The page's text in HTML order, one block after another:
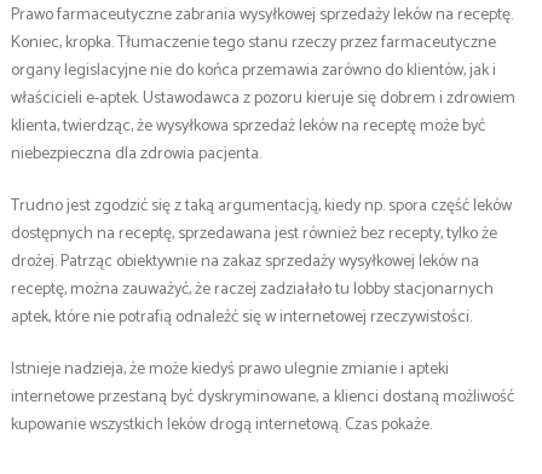
Prawo farmaceutyczne zabrania wysyłkowej sprzedaży leków na receptę.
Koniec, kropka. Tłumaczenie tego stanu rzeczy przez farmaceutyczne
organy legislacyjne nie do końca przemawia zarówno do klientów, jak i
właścicieli e-aptek. Ustawodawca z pozoru kieruje się dobrem i zdrowiem
klienta, twierdząc, że wysyłkowa sprzedaż leków na receptę może być
niebezpieczna dla zdrowia pacjenta.
Trudno jest zgodzić się z taką argumentacją, kiedy np. spora część leków
dostępnych na receptę, sprzedawana jest również bez recepty, tylko że
drożej. Patrząc obiektywnie na zakaz sprzedaży wysyłkowej leków na
receptę, można zauważyć, że raczej zadziałało tu lobby stacjonarnych
aptek, które nie potrafią odnaleźć się w internetowej rzeczywistości.
Istnieje nadzieja, że może kiedyś prawo ulegnie zmianie i apteki
internetowe przestaną być dyskryminowane, a klienci dostaną możliwość
kupowanie wszystkich leków drogą internetową. Czas pokaże.